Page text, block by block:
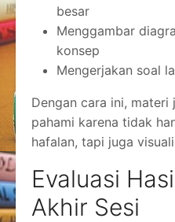
besar
Menggambar
konsep
Mengerjakan soal
Dengan cara ini, materi
pahami karena tidak
hafalan, tapi juga
Evaluasi
Akhir Sesi